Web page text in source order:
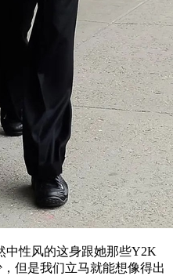
性风的这身跟她那些Y2K
但是我们立马就能想像得出